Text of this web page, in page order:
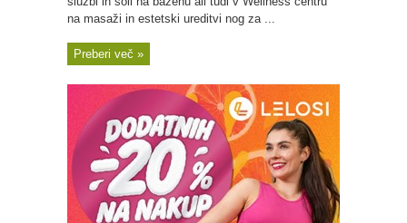
na masaži in estetski ureditvi nog za ...
Preberi več »